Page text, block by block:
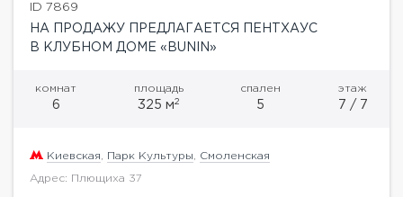
ID 7869
НА ПРОДАЖУ ПРЕДЛАГАЕТСЯ ПЕНТХАУС
В КЛУБНОМ ДОМЕ «BUNIN»
комнат
6
площадь
325 м2
спален
5
этаж
7 / 7
Киевская Парк Культуры Смоленская
Адрес: Плющиха 37